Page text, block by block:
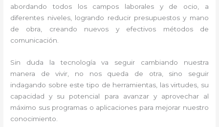
abordando todos los campos laborales y de ocio, a
diferentes niveles, logrando reducir presupuestos y mano
de obra, creando nuevos y efectivos métodos de
comunicación.
Sin duda la tecnología va seguir cambiando nuestra
manera de vivir, no nos queda de otra, sino seguir
indagando sobre este tipo de herramientas, las virtudes, su
capacidad y su potencial para avanzar y aprovechar al
máximo sus programas o aplicaciones para mejorar nuestro
conocimiento.